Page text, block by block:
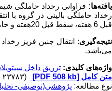
یافته‌ها: فراوانی رخداد حاملگی
رخداد حاملگی بالینی در گروه با انتقال فریز بیشتر
قبل 6 هفته، سقط قبل 20هفته و حاملگی خارج رحمی در دو گروه تفاوت معنی‌داری با یکدیگر نداشتند.
نتیجه‌گیری
می‌باشد.
واژه‌های کلیدی: تزریق داخل
متن کامل [PDF 508 kb]
(۲۳۷۸۳ دریافت)
نوع مطالعه: پژوهشي(توصیفی-